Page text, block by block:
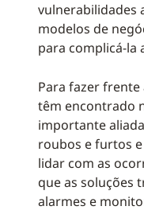
vulnerabilidades
modelos de
para complicá-la
Para fazer frente
têm encontrado
importante
roubos e furtos
lidar com as
que as soluções
alarmes e